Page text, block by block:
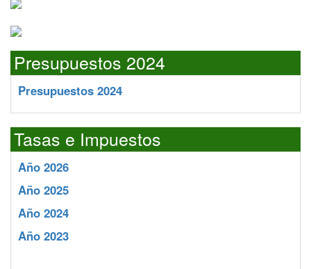
Presupuestos 2024
Presupuestos 2024
Tasas e Impuestos
Año 2026
Año 2025
Año 2024
Año 2023